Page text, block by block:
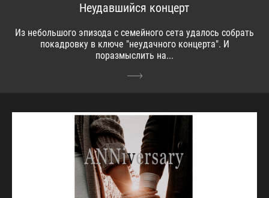
Неудавшийся концерт
Из небольшого эпизода с семейного сета удалось собрать
покадровку в ключе "неудачного концерта". И
поразмыслить на...